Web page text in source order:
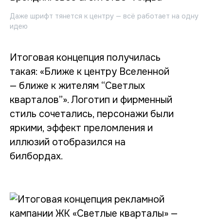
Даже шрифт тянется к центру — всё работает на одну
идею
Итоговая концепция получилась
такая: «Ближе к центру Вселенной
— ближе к жителям “Светлых
кварталов”». Логотип и фирменный
стиль сочетались, персонажи были
яркими, эффект преломления и
иллюзий отобразился на
билбордах.